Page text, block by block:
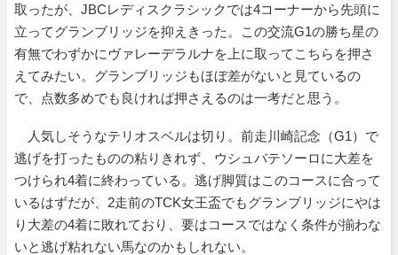
取ったが、JBCレディスクラシックでは4コーナーから先頭に
立ってグランブリッジを抑えきった。この交流G1の勝ち星の
有無でわずかにヴァレーデラルナを上に取ってこちらを押さ
えてみたい。グランブリッジもほぼ差がないと見ているの
で、点数多めでも良ければ押さえるのは一考だと思う。
人気しそうなテリオスベルは切り。前走川崎記念（G1）で
逃げを打ったものの粘りきれず、ウシュバテソーロに大差を
つけられ4着に終わっている。逃げ脚質はこのコースに合って
いるはずだが、2走前のTCK女王盃でもグランブリッジにやは
り大差の4着に敗れており、要はコースではなく条件が揃わな
いと逃げ粘れない馬なのかもしれない。